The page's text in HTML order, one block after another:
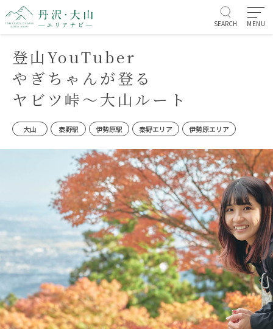
SEARCH MENU
お知らせ/イベント
登山YouTuber
やぎちゃんが登る
ヤビツ峠～大山ルート
大山 秦野駅 伊勢原駅 秦野エリア 伊勢原エリア